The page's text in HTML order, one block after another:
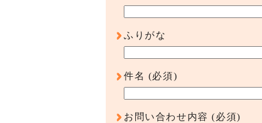
ふりがな
件名 (必須)
お問い合わせ内容 (必須)